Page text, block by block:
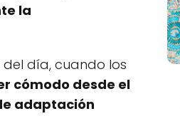
la
día, cuando los
cómodo desde el
adaptación